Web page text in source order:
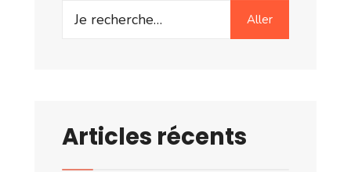
Search
Aller
Articles récents